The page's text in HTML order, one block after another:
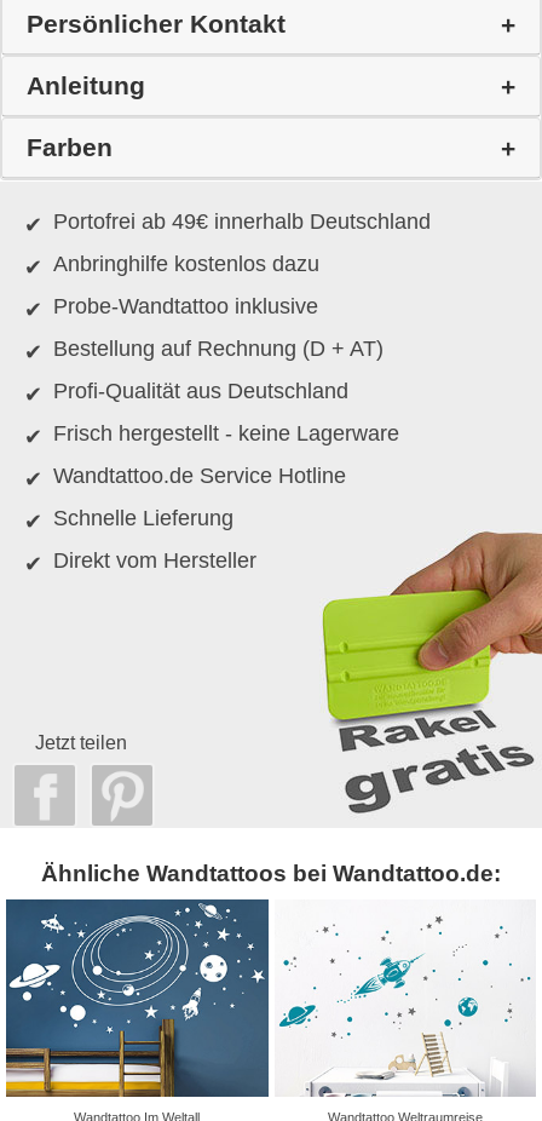
Persönlicher Kontakt
Anleitung
Farben
Portofrei ab 49€ innerhalb Deutschland
Anbringhilfe kostenlos dazu
Probe-Wandtattoo inklusive
Bestellung auf Rechnung (D + AT)
Profi-Qualität aus Deutschland
Frisch hergestellt - keine Lagerware
Wandtattoo.de Service Hotline
Schnelle Lieferung
Direkt vom Hersteller
Jetzt teilen
Ähnliche Wandtattoos bei Wandtattoo.de:
Wandtattoo Im Weltall Wandtattoo Weltraumreise